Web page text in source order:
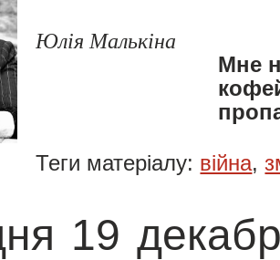
Юлія Малькіна
Мне
Теги матеріалу: війна,
19